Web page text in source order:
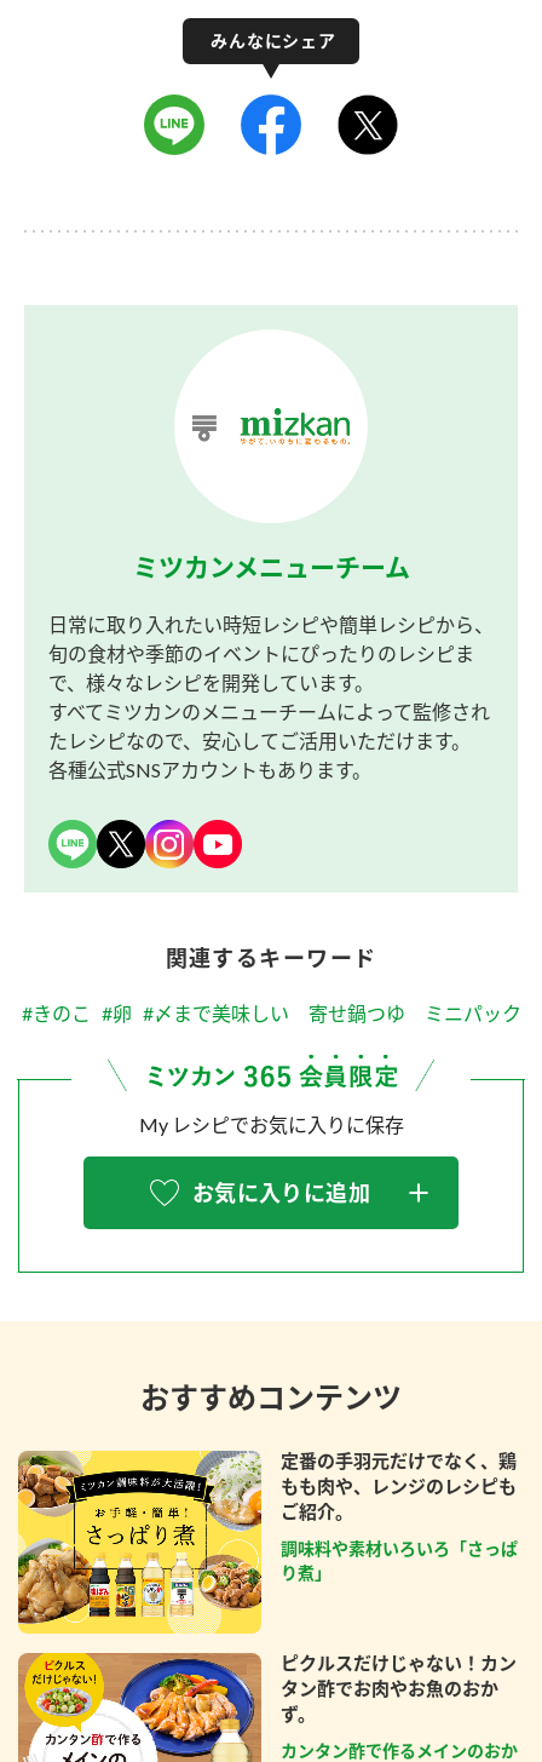
ミツカンメニューチーム
日常に取り入れたい時短レシピや簡単レシピから、
旬の食材や季節のイベントにぴったりのレシピま
で、様々なレシピを開発しています。
すべてミツカンのメニューチームによって監修され
たレシピなので、安心してご活用いただけます。
各種公式SNSアカウントもあります。
関連するキーワード
#きのこ #卵 #〆まで美味しい 寄せ鍋つゆ ミニパック
My レシピでお気に入りに保存
お気に入りに追加
おすすめコンテンツ
定番の手羽元だけでなく、鶏
もも肉や、レンジのレシピも
ご紹介。
調味料や素材いろいろ「さっぱ
り煮」
ピクルスだけじゃない！カン
タン酢でお肉やお魚のおか
ず。
カンタン酢で作るメインのおか